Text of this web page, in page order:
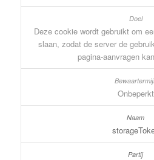
Deze cookie wordt gebruikt om
slaan, zodat de server de
pagina-aanvragen
Onbeperkt